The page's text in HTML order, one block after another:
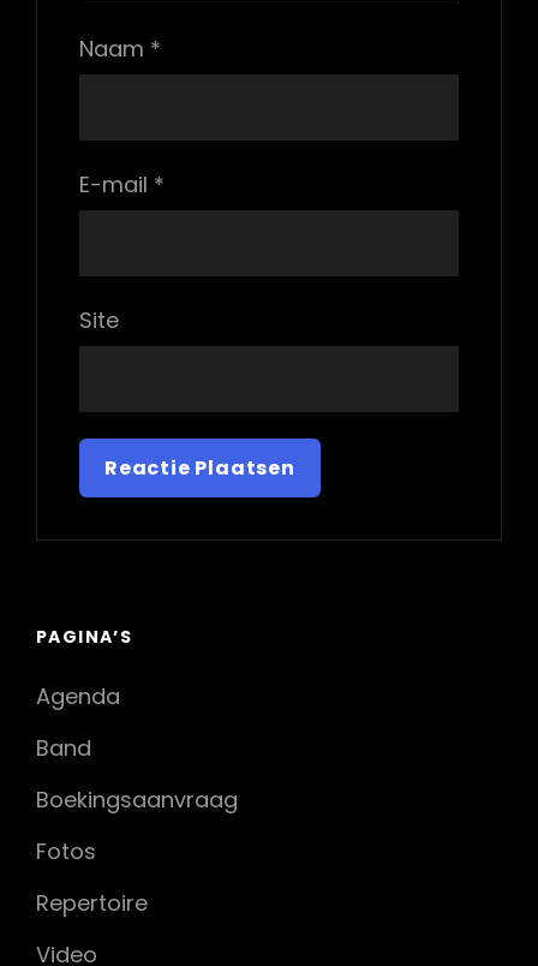
Naam *
E-mail *
Site
PAGINA’S
Agenda
Band
Boekingsaanvraag
Fotos
Repertoire
Video